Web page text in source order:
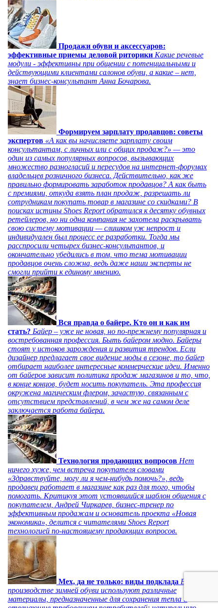
Продажи обуви и аксессуаров:
эффективные приемы деловой риторики Какие речевые
модули - эффективны при общении с потенциальными и
действующими клиентами салонов обуви, а какие – нет,
знает бизнес-консультант Анна Бочарова.
Формируем зарплату продавцов: советы
экспертов «А как вы начисляете зарплату своим
консультантам, с личных или с общих продаж?» — это
один из самых популярных вопросов, вызывающих
множество разногласий и пересудов на интернет-форумах
владельцев розничного бизнеса. Действительно, как же
правильно формировать заработок продавцов? А как быть
с премиями, откуда взять план продаж, разрешать ли
сотрудникам покупать товар в магазине со скидками? В
поисках истины Shoes Report обратился к десятку обувных
ретейлеров, но ни одна компания не захотела раскрывать
свою систему мотивации — слишком уж непрост и
индивидуален был процесс ее разработки. Тогда мы
расспросили четырех бизнес-консультантов, и
окончательно убедились в том, что тема мотивации
продавцов очень сложна, ведь даже наши эксперты не
смогли прийти к единому мнению.
Вся правда о байере. Кто он и как им
стать? Байер – уже не новая, но по-прежнему популярная и
востребованная профессия. Быть байером модно. Байеры
стоят у истоков зарождения и развития трендов. Если
дизайнер предлагает свое видение моды в сезоне, то байер
отбирает наиболее интересные коммерческие идеи. Именно
от байеров зависит политика продаж магазинов и то, что,
в конце концов, будет носить покупатель. Эта профессия
окружена магическим флером, зачастую, связанным с
отсутствием представлений, в чем же на самом деле
заключается работа байера.
Технология продающих вопросов Нет
ничего хуже, чем встреча покупателя словами
«Здравствуйте, могу ли я чем-нибудь помочь?», ведь
продавец работает в магазине как раз для того, чтобы
помогать. Критикуя этот устоявшийся шаблон общения с
покупателем, Андрей Чиркарев, бизнес-тренер по
эффективным продажам и основатель проекта «Новая
экономика», делится с читателями Shoes Report
технологией по-настоящему продающих вопросов.
Мех, да не только: виды подклада В
производстве зимней обуви используют различные
материалы, предназначенные для сохранения тепла и